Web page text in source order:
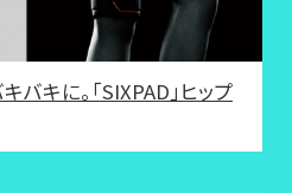
キに。「SIXPAD」ヒップ